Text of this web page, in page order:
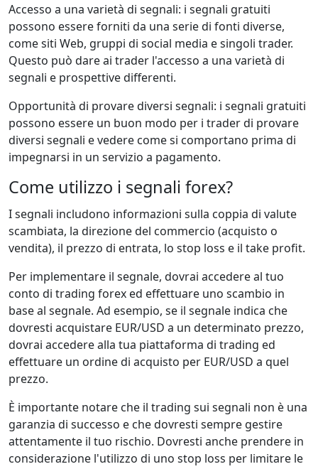
Accesso a una varietà di segnali: i segnali gratuiti
possono essere forniti da una serie di fonti diverse,
come siti Web, gruppi di social media e singoli trader.
Questo può dare ai trader l'accesso a una varietà di
segnali e prospettive differenti.
Opportunità di provare diversi segnali: i segnali gratuiti
possono essere un buon modo per i trader di provare
diversi segnali e vedere come si comportano prima di
impegnarsi in un servizio a pagamento.
Come utilizzo i segnali forex?
I segnali includono informazioni sulla coppia di valute
scambiata, la direzione del commercio (acquisto o
vendita), il prezzo di entrata, lo stop loss e il take profit.
Per implementare il segnale, dovrai accedere al tuo
conto di trading forex ed effettuare uno scambio in
base al segnale. Ad esempio, se il segnale indica che
dovresti acquistare EUR/USD a un determinato prezzo,
dovrai accedere alla tua piattaforma di trading ed
effettuare un ordine di acquisto per EUR/USD a quel
prezzo.
È importante notare che il trading sui segnali non è una
garanzia di successo e che dovresti sempre gestire
attentamente il tuo rischio. Dovresti anche prendere in
considerazione l'utilizzo di uno stop loss per limitare le